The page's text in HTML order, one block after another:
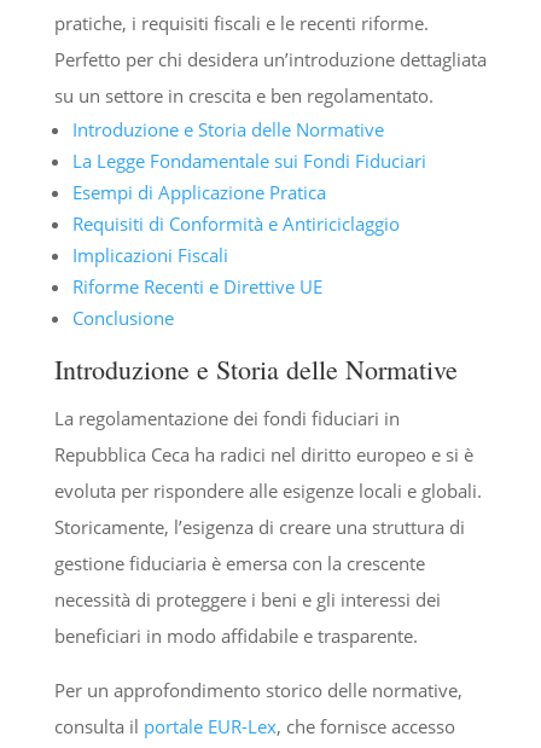
pratiche, i requisiti fiscali e le recenti riforme.
Perfetto per chi desidera un’introduzione dettagliata
su un settore in crescita e ben regolamentato.
Introduzione e Storia delle Normative
La Legge Fondamentale sui Fondi Fiduciari
Esempi di Applicazione Pratica
Requisiti di Conformità e Antiriciclaggio
Implicazioni Fiscali
Riforme Recenti e Direttive UE
Conclusione
Introduzione e Storia delle Normative
La regolamentazione dei fondi fiduciari in
Repubblica Ceca ha radici nel diritto europeo e si è
evoluta per rispondere alle esigenze locali e globali.
Storicamente, l’esigenza di creare una struttura di
gestione fiduciaria è emersa con la crescente
necessità di proteggere i beni e gli interessi dei
beneficiari in modo affidabile e trasparente.
Per un approfondimento storico delle normative,
consulta il portale EUR-Lex, che fornisce accesso